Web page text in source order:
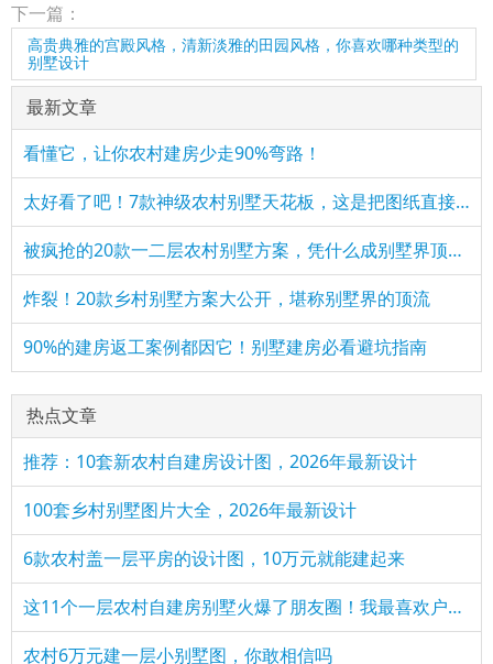
下一篇：
高贵典雅的宫殿风格，清新淡雅的田园风格，你喜欢哪种类型的
别墅设计
最新文章
看懂它，让你农村建房少走90%弯路！
太好看了吧！7款神级农村别墅天花板，这是把图纸直接搬下来了
被疯抢的20款一二层农村别墅方案，凭什么成别墅界顶流？
炸裂！20款乡村别墅方案大公开，堪称别墅界的顶流
90%的建房返工案例都因它！别墅建房必看避坑指南
热点文章
推荐：10套新农村自建房设计图，2026年最新设计
100套乡村别墅图片大全，2026年最新设计
6款农村盖一层平房的设计图，10万元就能建起来
这11个一层农村自建房别墅火爆了朋友圈！我最喜欢户型十！你呢
农村6万元建一层小别墅图，你敢相信吗